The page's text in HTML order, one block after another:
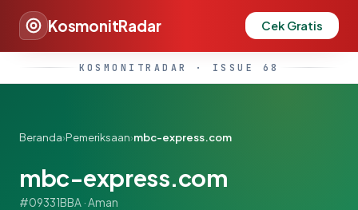
KosmonitRadar Cek Gratis
KOSMONITRADAR · ISSUE 68
Beranda›Pemeriksaan›mbc-express.com
mbc-express.com
#09331BBA · Aman